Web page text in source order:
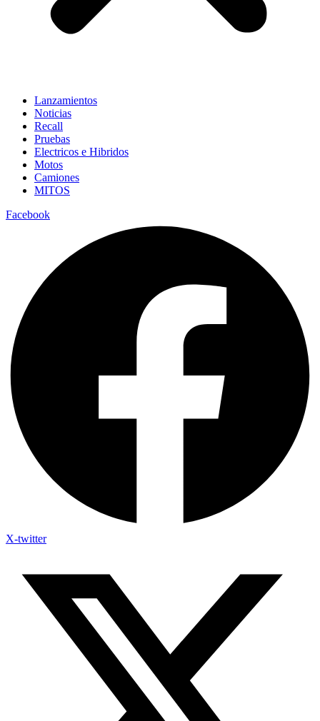
Lanzamientos
Noticias
Recall
Pruebas
Electricos e Hibridos
Motos
Camiones
MITOS
Facebook
X-twitter